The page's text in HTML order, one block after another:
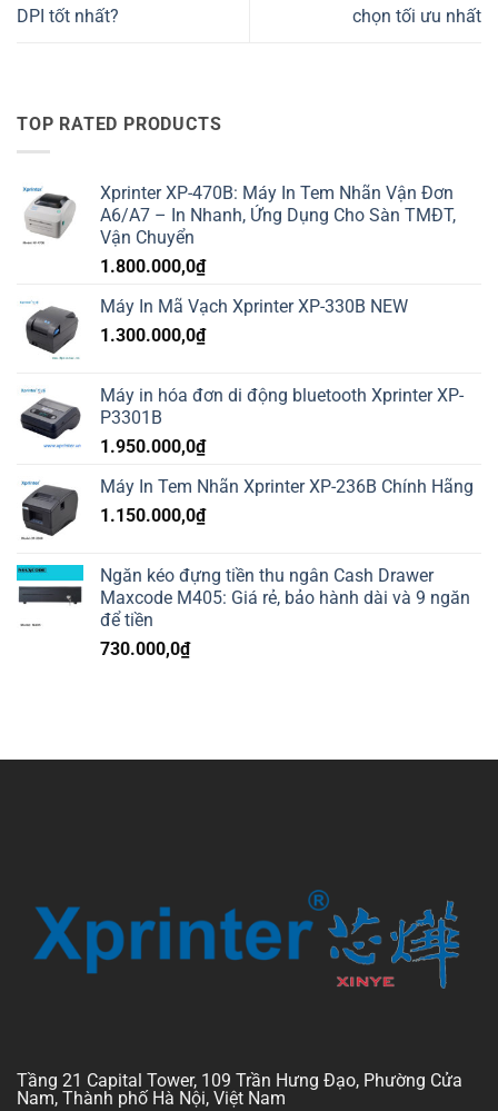
DPI tốt nhất?
chọn tối ưu nhất
TOP RATED PRODUCTS
Xprinter XP-470B: Máy In Tem Nhãn Vận Đơn
A6/A7 – In Nhanh, Ứng Dụng Cho Sàn TMĐT,
Vận Chuyển
1.800.000,0₫
Máy In Mã Vạch Xprinter XP-330B NEW
1.300.000,0₫
Máy in hóa đơn di động bluetooth Xprinter XP-
P3301B
1.950.000,0₫
Máy In Tem Nhãn Xprinter XP-236B Chính Hãng
1.150.000,0₫
Ngăn kéo đựng tiền thu ngân Cash Drawer
Maxcode M405: Giá rẻ, bảo hành dài và 9 ngăn
để tiền
730.000,0₫
Tầng 21 Capital Tower, 109 Trần Hưng Đạo, Phường Cửa
Nam, Thành phố Hà Nội, Việt Nam